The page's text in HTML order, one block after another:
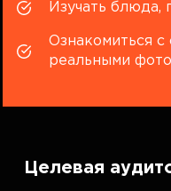
Изучать блюда,
Ознакомиться
реальными
Целевая